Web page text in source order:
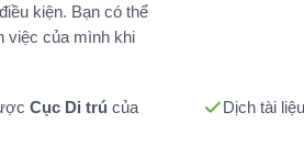
kiện. Bạn có thể
việc của mình khi
Cục Di trú của
Dịch tài